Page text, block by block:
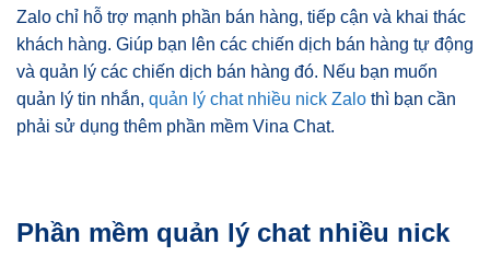
Zalo chỉ hỗ trợ mạnh phần bán hàng, tiếp cận và khai thác
khách hàng. Giúp bạn lên các chiến dịch bán hàng tự động
và quản lý các chiến dịch bán hàng đó. Nếu bạn muốn
quản lý tin nhắn, quản lý chat nhiều nick Zalo thì bạn cần
phải sử dụng thêm phần mềm Vina Chat.
Phần mềm quản lý chat nhiều nick